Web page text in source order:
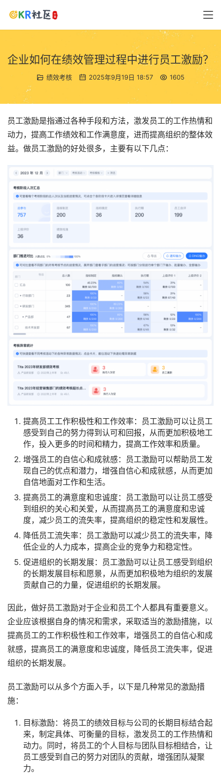
企业如何在绩效管理过程中进行员工激励？
绩效考核 2025年9月19日 18:57 1605
员工激励是指通过各种手段和方法，激发员工的工作热情和
动力，提高工作绩效和工作满意度，进而提高组织的整体效
益。做员工激励的好处很多，主要有以下几点：
提高员工工作积极性和工作效率：员工激励可以让员工
感受到自己的努力得到认可和回报，从而更加积极地工
作，投入更多的时间和精力，提高工作效率和质量。
增强员工的自信心和成就感：员工激励可以帮助员工发
现自己的优点和潜力，增强自信心和成就感，从而更加
自信地面对工作和生活。
提高员工的满意度和忠诚度：员工激励可以让员工感受
到组织的关心和关爱，从而提高员工的满意度和忠诚
度，减少员工的流失率，提高组织的稳定性和发展性。
降低员工流失率：员工激励可以减少员工的流失率，降
低企业的人力成本，提高企业的竞争力和稳定性。
促进组织的长期发展：员工激励可以让员工感受到组织
的长期发展目标和愿景，从而更加积极地为组织的发展
贡献自己的力量，促进组织的长期发展。
因此，做好员工激励对于企业和员工个人都具有重要意义。
企业应该根据自身的情况和需求，采取适当的激励措施，以
提高员工的工作积极性和工作效率，增强员工的自信心和成
就感，提高员工的满意度和忠诚度，降低员工流失率，促进
组织的长期发展。
员工激励可以从多个方面入手，以下是几种常见的激励措
施：
目标激励：将员工的绩效目标与公司的长期目标结合起
来，制定具体、可衡量的目标，激发员工的工作热情和
动力。同时，将员工的个人目标与团队目标相结合，让
员工感受到自己的努力对团队的贡献，增强团队凝聚
力。